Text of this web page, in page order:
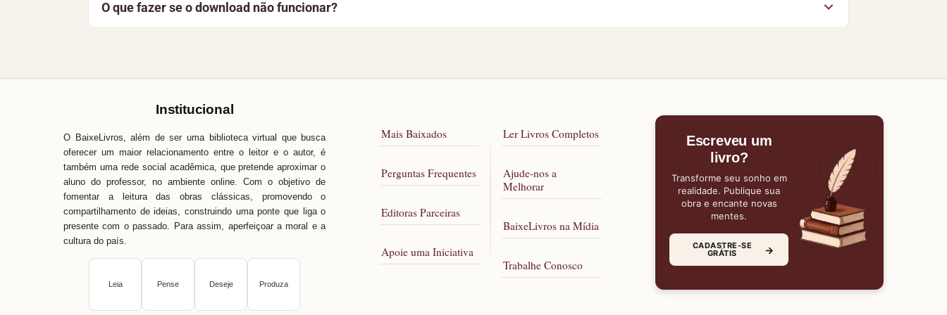
a manter a biblioteca gratuita e acessível para todos.
O que fazer se o download não funcionar?
Institucional
O BaixeLivros, além de ser uma biblioteca virtual que busca
oferecer um maior relacionamento entre o leitor e o autor, é
também uma rede social acadêmica, que pretende aproximar o
aluno do professor, no ambiente online. Com o objetivo de
fomentar a leitura das obras clássicas, promovendo o
compartilhamento de ideias, construindo uma ponte que liga o
presente com o passado. Para assim, aperfeiçoar a moral e a
cultura do país.
Leia Pense Deseje Produza
Mais Baixados
Perguntas Frequentes
Editoras Parceiras
Apoie uma Iniciativa
Ler Livros Completos
Ajude-nos a
Melhorar
BaixeLivros na Mídia
Trabalhe Conosco
Escreveu um
livro?
Transforme seu sonho em
realidade. Publique sua
obra e encante novas
mentes.
CADASTRE-SE
GRÁTIS →